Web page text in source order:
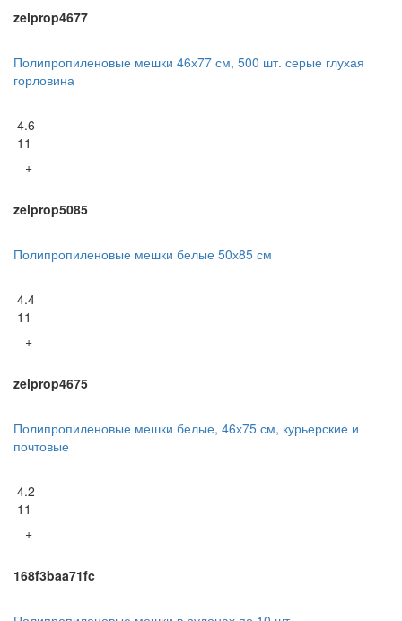
zelprop4677
Полипропиленовые мешки 46х77 см, 500 шт. серые глухая
горловина
4.6
11
+
zelprop5085
Полипропиленовые мешки белые 50х85 см
4.4
11
+
zelprop4675
Полипропиленовые мешки белые, 46х75 см, курьерские и
почтовые
4.2
11
+
168f3baa71fc